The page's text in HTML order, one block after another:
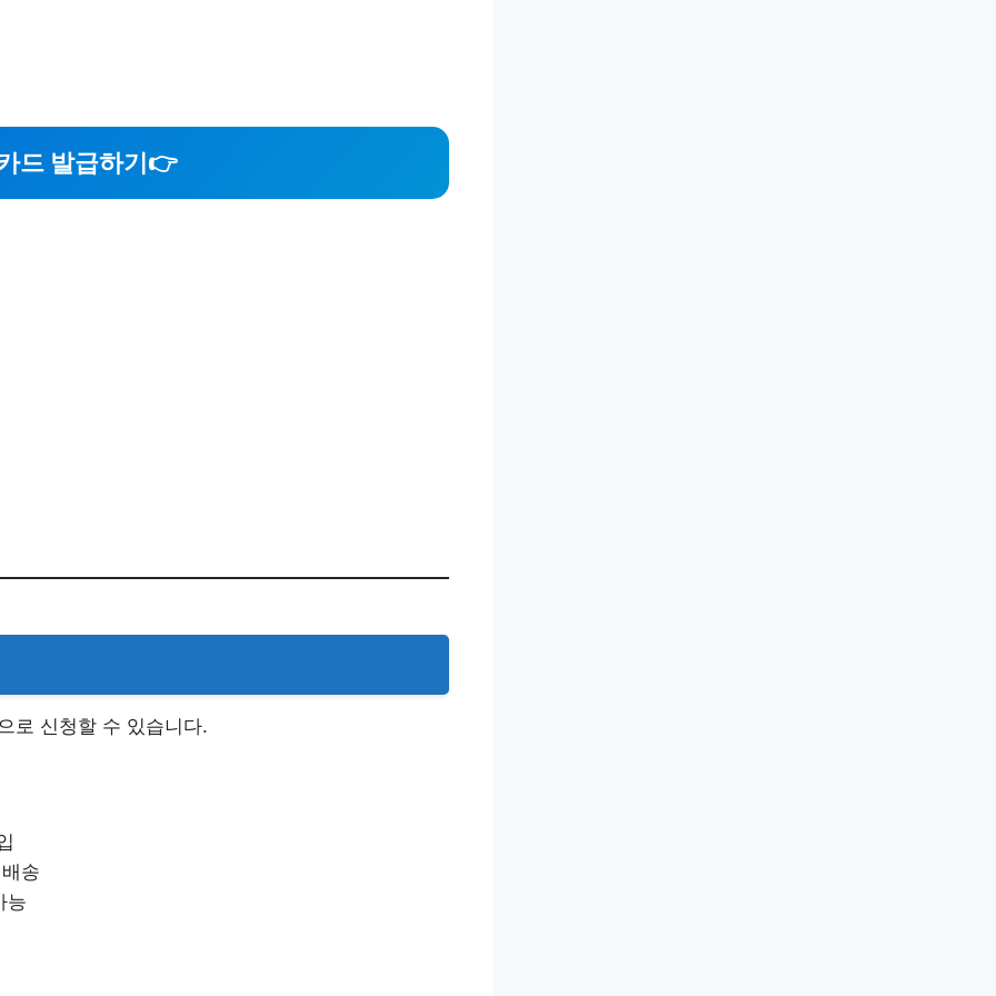
드 발급하기 👉
로 신청할 수 있습니다.
송
능